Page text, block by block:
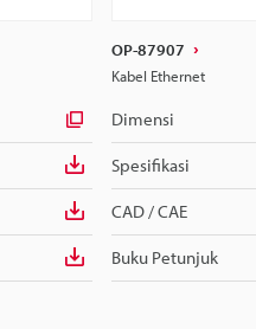
OP-87907
Kabel Ethernet
Dimensi
Spesifikasi
CAD / CAE
Buku Petunjuk